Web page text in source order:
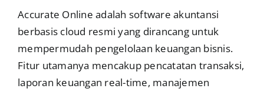
Accurate Online adalah software akuntansi
berbasis cloud resmi yang dirancang untuk
mempermudah pengelolaan keuangan bisnis.
Fitur utamanya mencakup pencatatan transaksi,
laporan keuangan real-time, manajemen